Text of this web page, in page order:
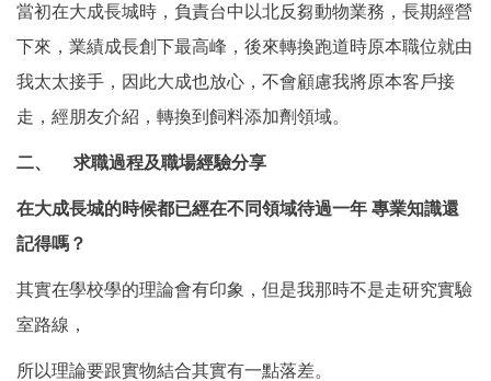
當初在大成長城時，負責台中以北反芻動物業務，長期經營
下來，業績成長創下最高峰，後來轉換跑道時原本職位就由
我太太接手，因此大成也放心，不會顧慮我將原本客戶接
走，經朋友介紹，轉換到飼料添加劑領域。
二、 求職過程及職場經驗分享
在大成長城的時候都已經在不同領域待過一年 專業知識還
記得嗎？
其實在學校學的理論會有印象，但是我那時不是走研究實驗
室路線，
所以理論要跟實物結合其實有一點落差。